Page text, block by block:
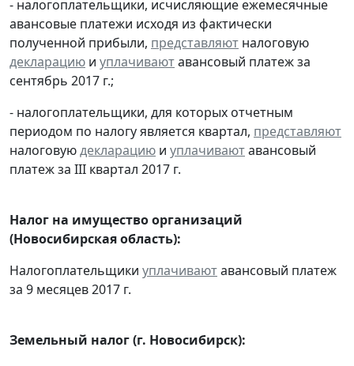
- налогоплательщики, исчисляющие ежемесячные
авансовые платежи исходя из фактически
полученной прибыли, представляют налоговую
декларацию и уплачиваютавансовый платеж за
сентябрь 2017 г.;
- налогоплательщики, для которых отчетным
периодом по налогу является квартал, представляют
налоговуюдекларацию и уплачиваютавансовый
платеж за III квартал 2017 г.
Налог на имущество организаций
(Новосибирская область):
Налогоплательщики уплачиваютавансовый платеж
за 9 месяцев 2017 г.
Земельный налог (г. Новосибирск):